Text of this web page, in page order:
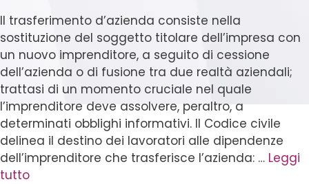
Il trasferimento d’azienda consiste nella
sostituzione del soggetto titolare dell’impresa con
un nuovo imprenditore, a seguito di cessione
dell’azienda o di fusione tra due realtà aziendali;
trattasi di un momento cruciale nel quale
l’imprenditore deve assolvere, peraltro, a
determinati obblighi informativi. Il Codice civile
delinea il destino dei lavoratori alle dipendenze
dell’imprenditore che trasferisce l’azienda: … Leggi
tutto